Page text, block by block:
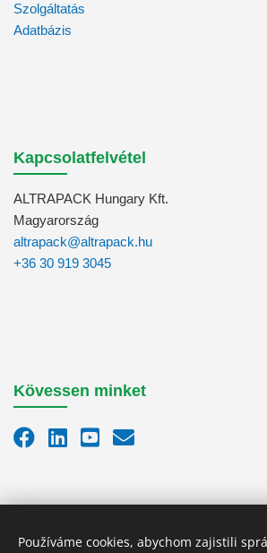
Szolgáltatás
Adatbázis
Kapcsolatfelvétel
ALTRAPACK Hungary Kft.
Magyarország
altrapack@altrapack.hu
+36 30 919 3045
Kövessen minket
Používáme cookies, abychom zajistili